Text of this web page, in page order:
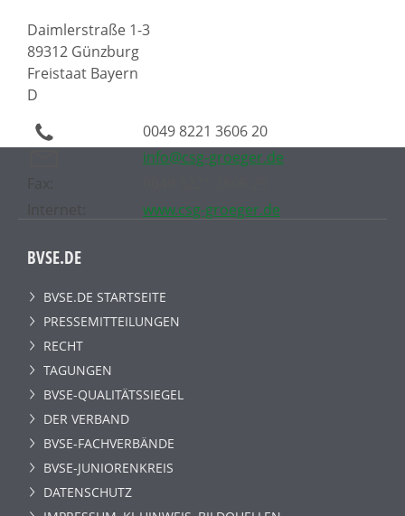
Daimlerstraße 1-3
89312 Günzburg
Freistaat Bayern
D
0049 8221 3606 20
info@csg-groeger.de
www.csg-groeger.de
BVSE.DE
BVSE.DE STARTSEITE
PRESSEMITTEILUNGEN
RECHT
TAGUNGEN
BVSE-QUALITÄTSSIEGEL
DER VERBAND
BVSE-FACHVERBÄNDE
BVSE-JUNIORENKREIS
DATENSCHUTZ